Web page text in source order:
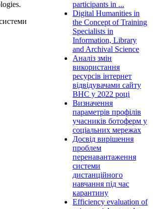
participants in ...
Digital Humanities in
the Concept of Training
Specialists in
Information, Library
and Archival Science
Аналіз змін
використання
ресурсів інтернет
відвідувачами сайту
ВНС у 2022 році
Визначення
параметрів профілів
учасників ботоферм у
соціальних мережах
Досвід вирішення
проблем
перенавантаження
системи
дистанційного
навчання під час
карантину
Efficiency evaluation of